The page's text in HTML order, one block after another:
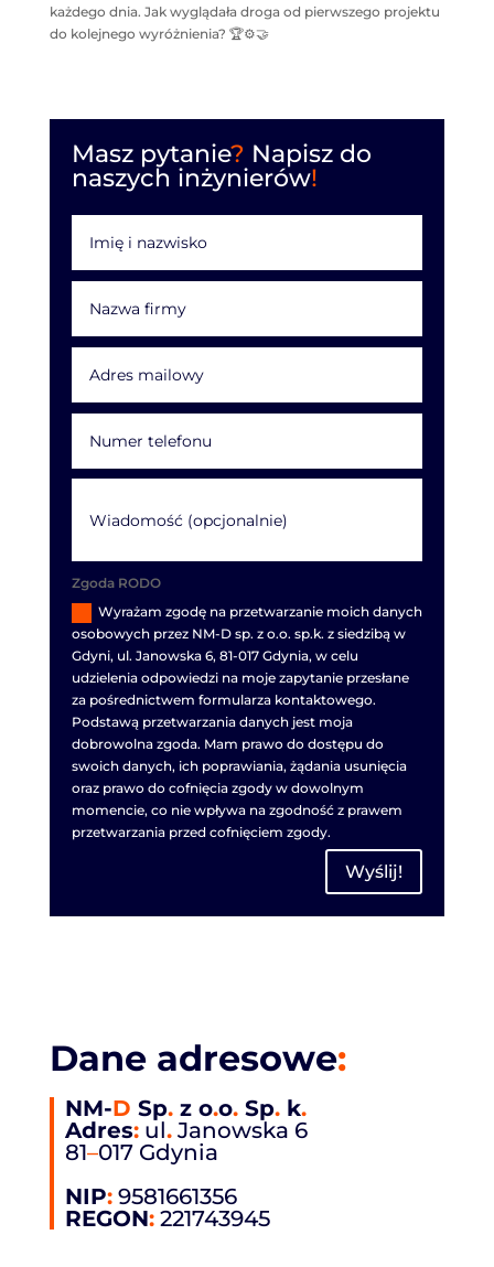
każdego dnia. Jak wyglądała droga od pierwszego projektu
do kolejnego wyróżnienia? 🏆⚙️🤝
Masz pytanie? Napisz do
naszych inżynierów!
Zgoda RODO
Wyrażam zgodę na przetwarzanie moich danych
osobowych przez NM-D sp. z o.o. sp.k. z siedzibą w
Gdyni, ul. Janowska 6, 81-017 Gdynia, w celu
udzielenia odpowiedzi na moje zapytanie przesłane
za pośrednictwem formularza kontaktowego.
Podstawą przetwarzania danych jest moja
dobrowolna zgoda. Mam prawo do dostępu do
swoich danych, ich poprawiania, żądania usunięcia
oraz prawo do cofnięcia zgody w dowolnym
momencie, co nie wpływa na zgodność z prawem
przetwarzania przed cofnięciem zgody.
Wyślij!
Dane adresowe:
NM-D Sp.z o.o.Sp.k.
Adres:ul.Janowska 6
81–017 Gdynia
NIP:9581661356
REGON:221743945